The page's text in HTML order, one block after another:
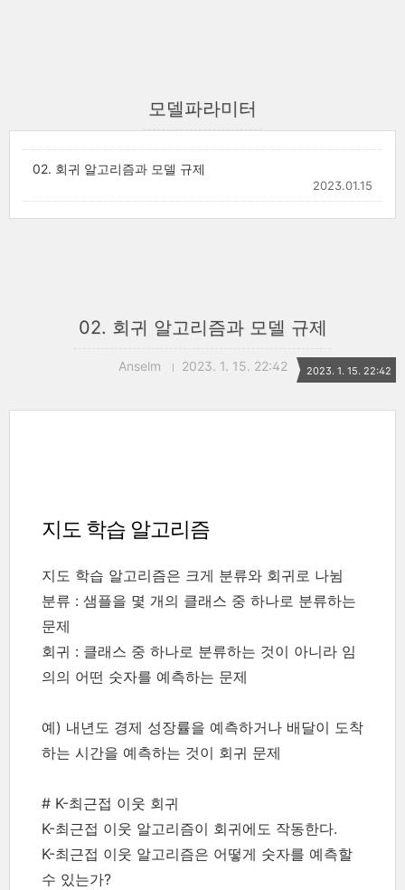
모델파라미터
02. 회귀 알고리즘과 모델 규제
2023.01.15
02. 회귀 알고리즘과 모델 규제
Anselm 2023. 1. 15. 22:42 2023. 1. 15. 22:42
지도 학습 알고리즘
지도 학습 알고리즘은 크게 분류와 회귀로 나뉨
분류 : 샘플을 몇 개의 클래스 중 하나로 분류하는
문제
회귀 : 클래스 중 하나로 분류하는 것이 아니라 임
의의 어떤 숫자를 예측하는 문제
예) 내년도 경제 성장률을 예측하거나 배달이 도착
하는 시간을 예측하는 것이 회귀 문제
# K-최근접 이웃 회귀
K-최근접 이웃 알고리즘이 회귀에도 작동한다.
K-최근접 이웃 알고리즘은 어떻게 숫자를 예측할
수 있는가?